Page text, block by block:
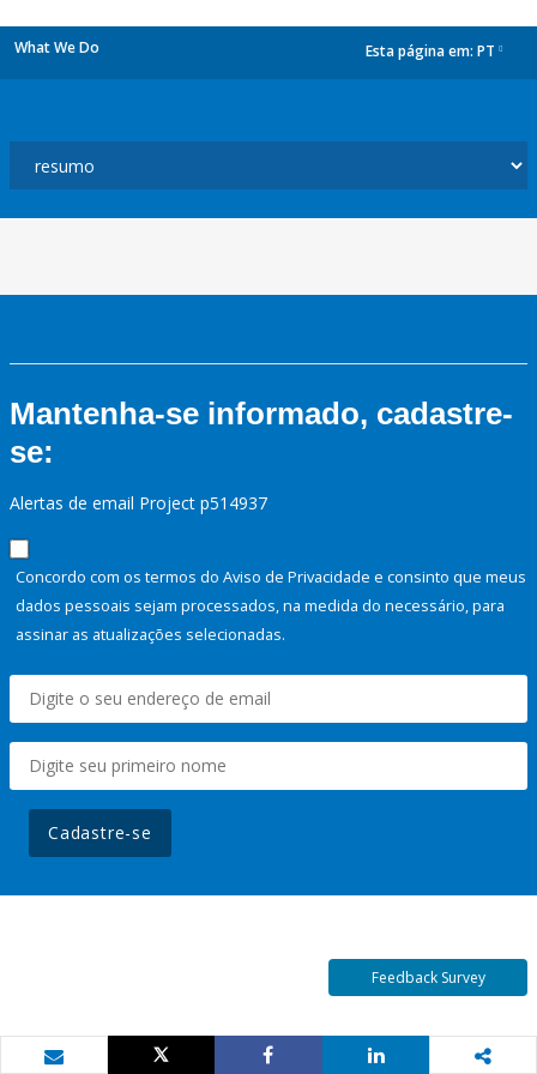
What We Do Esta página em: PT
Mantenha-se informado, cadastre-
se:
Alertas de email Project p514937
Concordo com os termos do Aviso de Privacidade e consinto que meus
dados pessoais sejam processados, na medida do necessário, para
assinar as atualizações selecionadas.
Cadastre-se
Feedback Survey